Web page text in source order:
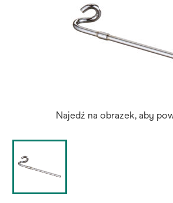
Najedź na obrazek, aby